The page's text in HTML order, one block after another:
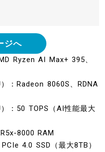
ジへ
Ryzen AI Max+ 395、
：Radeon 8060S、RDNA
：50 TOPS（AI性能最大
8000 RAM
4.0 SSD（最大8TB）